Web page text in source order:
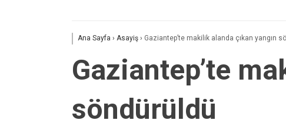
Ana Sayfa › Asayiş › Gaziantep’te makilik alanda çıkan yangın
Gaziantep’te
söndürüldü